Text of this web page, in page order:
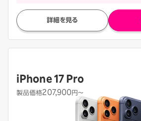
詳細を見る
iPhone 17 Pro
製品価格207,900 円〜